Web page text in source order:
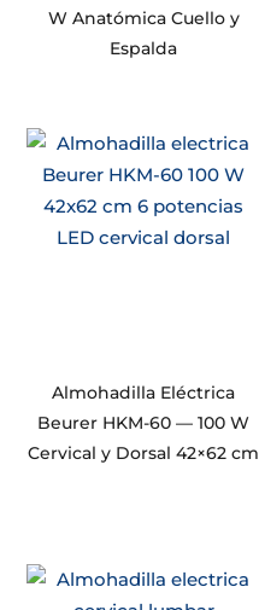
W Anatómica Cuello y
Espalda
Almohadilla Eléctrica
Beurer HKM-60 — 100 W
Cervical y Dorsal 42×62 cm